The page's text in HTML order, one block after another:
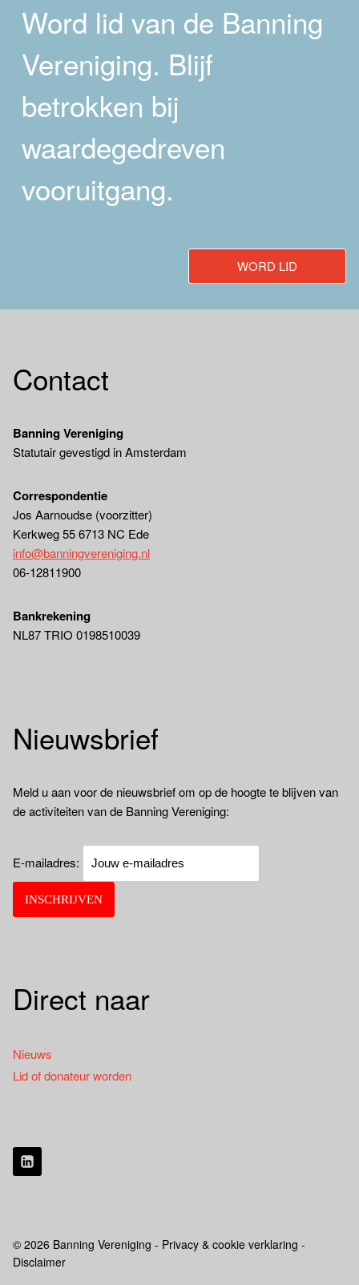
Word lid van de Banning
Vereniging. Blijf
betrokken bij
waardegedreven
vooruitgang.
WORD LID
Contact
Banning Vereniging
Statutair gevestigd in Amsterdam
Correspondentie
Jos Aarnoudse (voorzitter)
Kerkweg 55 6713 NC Ede
info@banningvereniging.nl
06-12811900
Bankrekening
NL87 TRIO 0198510039
Nieuwsbrief
Meld u aan voor de nieuwsbrief om op de hoogte te blijven van
de activiteiten van de Banning Vereniging:
E-mailadres:
Direct naar
Nieuws
Lid of donateur worden
© 2026 Banning Vereniging - Privacy & cookie verklaring -
Disclaimer